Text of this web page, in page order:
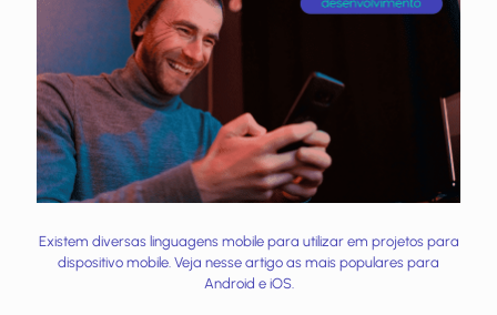
Existem diversas linguagens mobile para utilizar em projetos para
dispositivo mobile. Veja nesse artigo as mais populares para
Android e iOS.